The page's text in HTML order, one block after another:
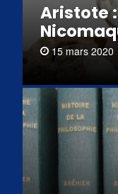
Aristote
15 mars 2020